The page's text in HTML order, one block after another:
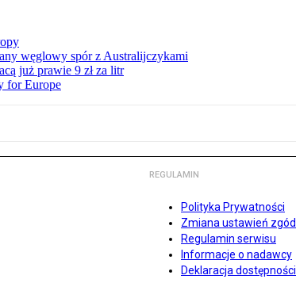
węglowy spór z Australijczykami
już prawie 9 zł za litr
for Europe
REGULAMIN
Polityka Prywatności
Zmiana ustawień zgód
Regulamin serwisu
Informacje o nadawcy
Deklaracja dostępności